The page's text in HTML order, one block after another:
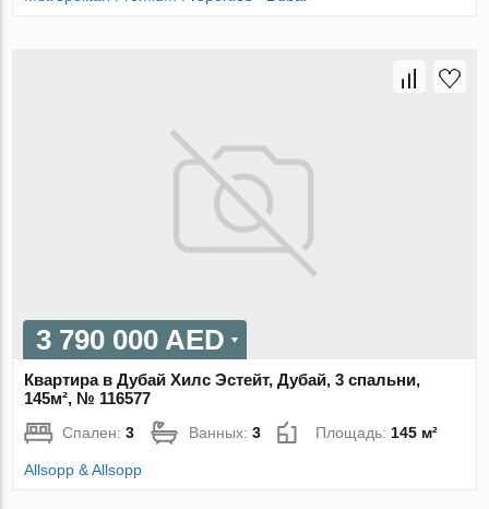
3 790 000 AED
Квартира в Дубай Хилс Эстейт, Дубай, 3 спальни,
145м², № 116577
Спален:3 Ванных:3 Площадь: 145 м²
Allsopp & Allsopp